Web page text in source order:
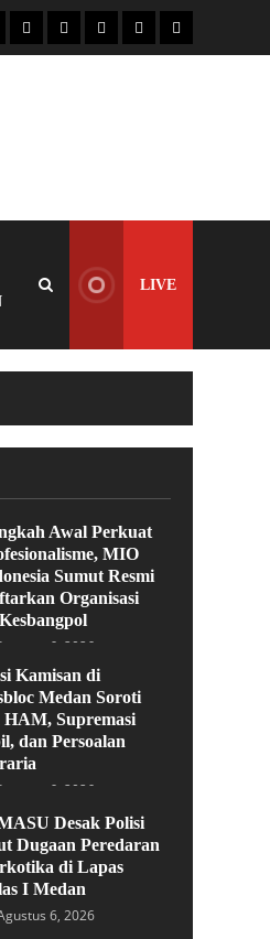
LIVE
Awal Perkuat
MIO
Sumut Resmi
Organisasi
Agustus 6, 2026
Kamisan di
Medan Soroti
HAM, Supremasi
dan Persoalan
Agustus 6, 2026
Desak Polisi
Dugaan Peredaran
di Lapas
I Medan
6, 2026